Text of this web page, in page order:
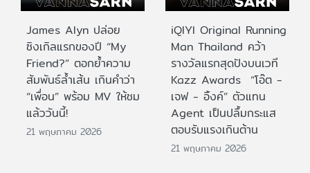
James Alyn ปล่อย
ซิงเกิลแรกของปี “My
Friend?” ตอกย้ำความ
สัมพันธ์ล้ำเส้น เกินคำว่า
“เพื่อน” พร้อม MV ให้ชม
แล้ววันนี้!
21 พฤษภาคม 2026
iQIYI Original Running
Man Thailand คว้า
รางวัลแรกสุดปังบนเวที
Kazz Awards “โอ๊ต -
เจฟ - อิ้งค์” ตัวแทน
Agent เป็นปลื้มกระแส
ตอบรับแรงเกินต้าน
21 พฤษภาคม 2026